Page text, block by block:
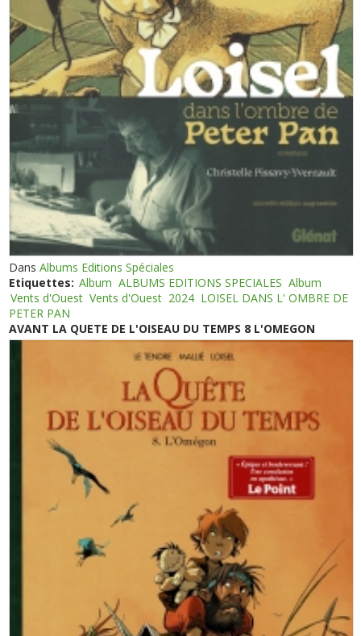
DansAlbums Editions Spéciales
Etiquettes: Album ALBUMS EDITIONS SPECIALES Album
Vents d'Ouest Vents d'Ouest 2024 LOISEL DANS L' OMBRE DE
PETER PAN
AVANT LA QUETE DE L'OISEAU DU TEMPS 8 L'OMEGON